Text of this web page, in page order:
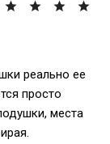
реально ее
просто
места